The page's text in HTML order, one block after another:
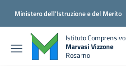
Ministero dell'Istruzione e del Merito
Istituto Comprensivo
Marvasi Vizzone
Rosarno